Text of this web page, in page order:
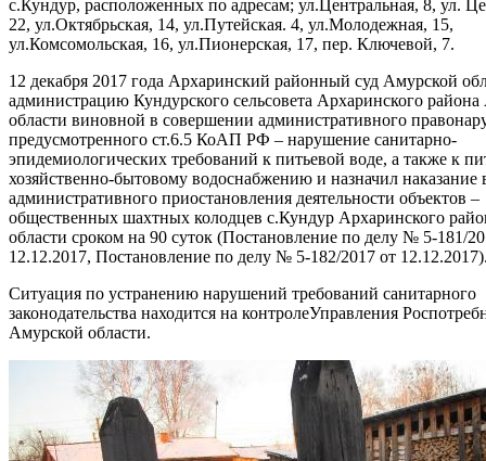
с.Кундур, расположенных по адресам; ул.Центральная, 8, ул.
22, ул.Октябрьская, 14, ул.Путейская. 4, ул.Молодежная, 15,
ул.Комсомольская, 16, ул.Пионерская, 17, пер. Ключевой, 7.
12 декабря 2017 года Архаринский районный суд Амурской
администрацию Кундурского сельсовета Архаринского
области виновной в совершении административного
предусмотренного ст.6.5 КоАП РФ – нарушение санитарно-
эпидемиологических требований к питьевой воде, а также к
хозяйственно-бытовому водоснабжению и назначил наказание
административного приостановления деятельности объектов –
общественных шахтных колодцев с.Кундур Архаринского
области сроком на 90 суток (Постановление по делу № 5-181/
12.12.2017, Постановление по делу № 5-182/2017 от
Ситуация по устранению нарушений требований санитарного
законодательства находится на контролеУправления
Амурской области.